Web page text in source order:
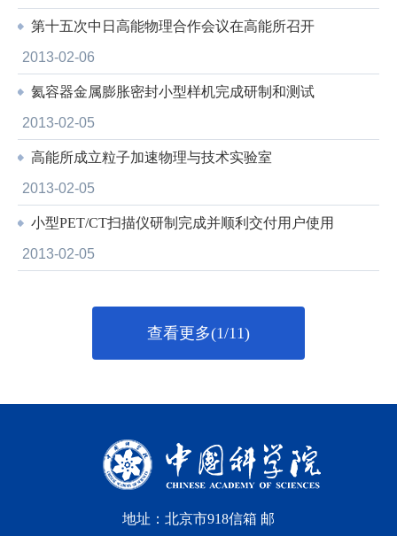
第十五次中日高能物理合作会议在高能所召开
2013-02-06
氦容器金属膨胀密封小型样机完成研制和测试
2013-02-05
高能所成立粒子加速物理与技术实验室
2013-02-05
小型PET/CT扫描仪研制完成并顺利交付用户使用
2013-02-05
查看更多(1/11)
地址：北京市918信箱 邮